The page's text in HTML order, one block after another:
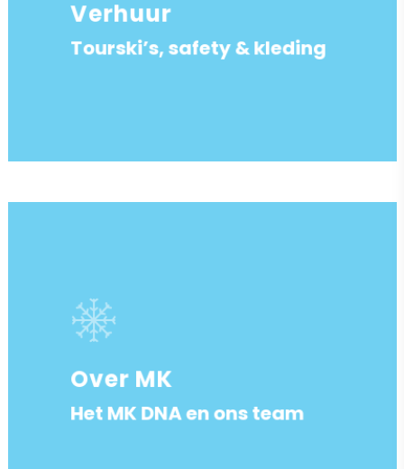
Verhuur
Tourski’s, safety & kleding
Over MK
Het MK DNA en ons team